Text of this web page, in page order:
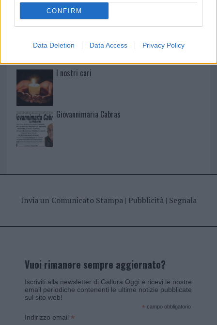
CONFIRM
Data Deletion Data Access Privacy Policy
I nostri cari
Giovannimaria Cabras
Invia un Comunicato Stampa| Pubblicità| Segnala
Vuoi rimanere sempre aggiornato?
Iscriviti alla newsletter di Gallura Oggi e ricevi le nostre
email periodiche contenenti le ultime notizie pubblicate
sul sito web!
* campo obbligatorio
Indirizzo email *